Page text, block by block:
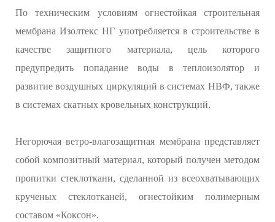
По техническим условиям огнестойкая строительная
мембрана Изолтекс НГ употребляется в строительстве в
качестве защитного материала, цель которого
предупредить попадание воды в теплоизолятор и
развитие воздушных циркуляций в системах НВФ, также
в системах скатных кровельных конструкций.
Негорючая ветро-влагозащитная мембрана представляет
собой композитный материал, который получен методом
пропитки стеклоткани, сделанной из всеохватывающих
крученых стеклотканей, огнестойким полимерным
составом «Коксон».